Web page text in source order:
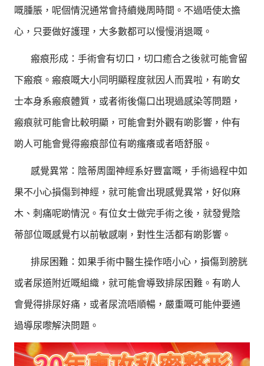
嘅腫脹，呢個情況通常會持續幾周時間。不過唔使太擔
心，只要做好護理，大多數都可以慢慢消退嘅。
瘢痕形成：手術會有切口，切口癒合之後就可能會留
下瘢痕。瘢痕嘅大小同明顯程度就因人而異啦，有啲女
士本身系瘢痕體質，或者術後傷口出現過感染等問題，
瘢痕就可能會比較明顯，可能會對外觀有啲影響，仲有
啲人可能會覺得瘢痕部位有啲瘙癢或者唔舒服。
感覺異常：陰蒂周圍神經系好豐富嘅，手術過程中如
果不小心損傷到神經，就可能會出現感覺異常，好似麻
木、刺痛呢啲情況。有位女士做完手術之後，就發覺陰
蒂部位嘅感覺冇以前敏感喇，對性生活都有啲影響。
排尿困難：如果手術中醫生操作唔小心，損傷到膀胱
或者尿道附近嘅組織，就可能會導致排尿困難。有啲人
會覺得排尿好痛，或者尿流唔順暢，嚴重嘅可能仲要通
過導尿嚟解決問題。